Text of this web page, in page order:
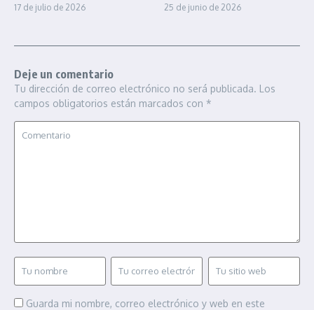
17 de julio de 2026 25 de junio de 2026
Deje un comentario
Tu dirección de correo electrónico no será publicada. Los
campos obligatorios están marcados con *
Guarda mi nombre, correo electrónico y web en este